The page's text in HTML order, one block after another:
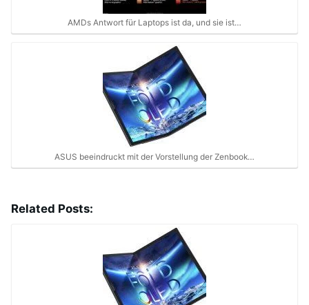
AMDs Antwort für Laptops ist da, und sie ist…
ASUS beeindruckt mit der Vorstellung der Zenbook…
Related Posts: